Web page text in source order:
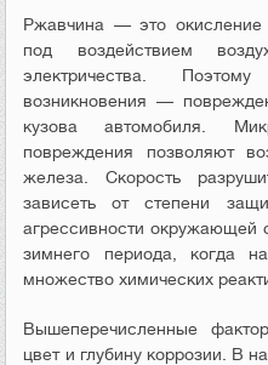
Ржавчина — это окисление
под воздействием
электричества.
возникновения —
кузова автомобиля.
повреждения позволяют
железа. Скорость
зависеть от степени
агрессивности окружающей
зимнего периода, когда
множество химических
Вышеперечисленные
цвет и глубину коррозии. В